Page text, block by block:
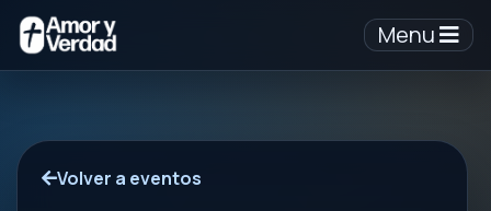
Menu
Volver a eventos